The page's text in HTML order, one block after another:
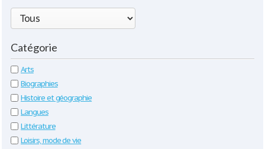
Catégorie
Arts
Biographies
Histoire et géographie
Langues
Littérature
Loisirs, mode de vie